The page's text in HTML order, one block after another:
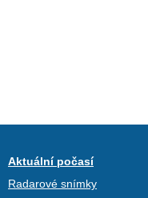
Aktuální počasí
Radarové snímky